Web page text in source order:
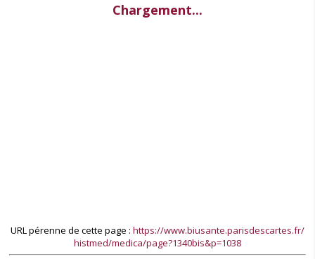
Chargement...
URL pérenne de cette page : https://www.biusante.parisdescartes.fr/
histmed/medica/page?1340bis&p=1038